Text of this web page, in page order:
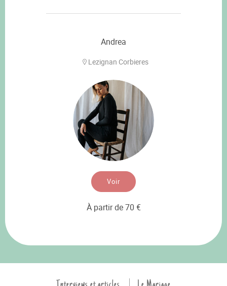
Andrea
Lezignan Corbieres
Voir
À partir de 70 €